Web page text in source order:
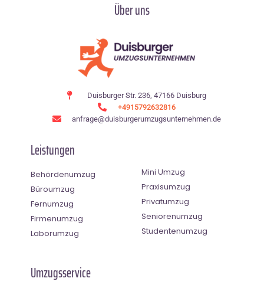
Über uns
Duisburger Str. 236, 47166 Duisburg
+4915792632816
anfrage@duisburgerumzugsunternehmen.de
Leistungen
Behördenumzug
Büroumzug
Fernumzug
Firmenumzug
Laborumzug
Mini Umzug
Praxisumzug
Privatumzug
Seniorenumzug
Studentenumzug
Umzugsservice